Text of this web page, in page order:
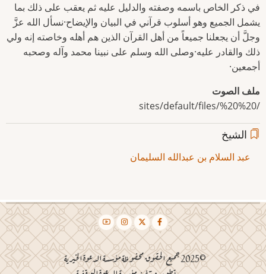
في ذكر الخاص باسمه وصفته والدليل عليه ثم يعقب على ذلك بما
يشمل الجميع وهو أسلوب قرآني في البيان والإيضاح·نسأل الله عزَّ
وجلَّ أن يجعلنا جميعاً من أهل القرآن الذين هم أهله وخاصته إنه ولي
ذلك والقادر عليه·وصلى الله وسلم على نبينا محمد وآله وصحبه
أجمعين·
ملف الصوت
/sites/default/files/%20%20
الشيخ
عبد السلام بن عبدالله السليمان
©2025 جميع الحقوق محفوظة مؤسسة الدعوة الخيرية